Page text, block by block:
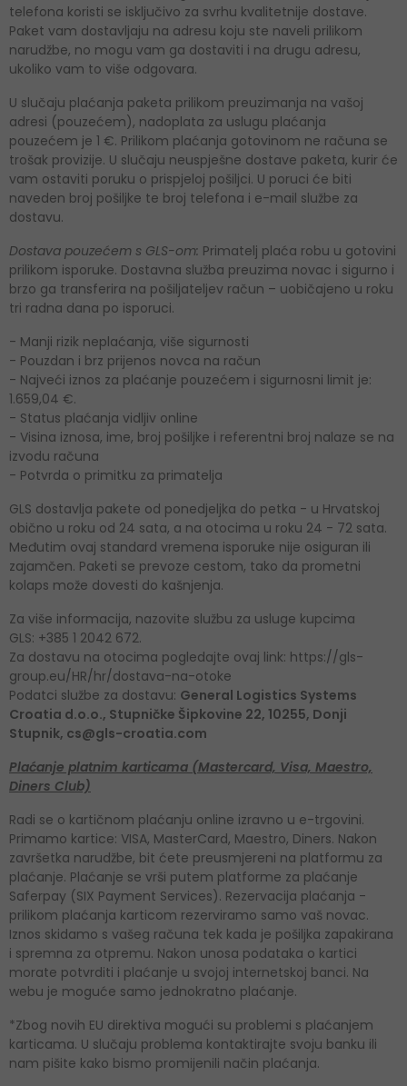
telefona koristi se isključivo za svrhu kvalitetnije dostave.
Paket vam dostavljaju na adresu koju ste naveli prilikom
narudžbe, no mogu vam ga dostaviti i na drugu adresu,
ukoliko vam to više odgovara.
U slučaju plaćanja paketa prilikom preuzimanja na vašoj
adresi (pouzećem), nadoplata za uslugu plaćanja
pouzećem je 1 €. Prilikom plaćanja gotovinom ne računa se
trošak provizije. U slučaju neuspješne dostave paketa, kurir će
vam ostaviti poruku o prispjeloj pošiljci. U poruci će biti
naveden broj pošiljke te broj telefona i e-mail službe za
dostavu.
Dostava pouzećem s GLS-om: Primatelj plaća robu u gotovini
prilikom isporuke. Dostavna služba preuzima novac i sigurno i
brzo ga transferira na pošiljateljev račun – uobičajeno u roku
tri radna dana po isporuci.
- Manji rizik neplaćanja, više sigurnosti
- Pouzdan i brz prijenos novca na račun
- Najveći iznos za plaćanje pouzećem i sigurnosni limit je:
1.659,04 €.
- Status plaćanja vidljiv online
- Visina iznosa, ime, broj pošiljke i referentni broj nalaze se na
izvodu računa
- Potvrda o primitku za primatelja
GLS dostavlja pakete od ponedjeljka do petka - u Hrvatskoj
obično u roku od 24 sata, a na otocima u roku 24 - 72 sata.
Međutim ovaj standard vremena isporuke nije osiguran ili
zajamčen. Paketi se prevoze cestom, tako da prometni
kolaps može dovesti do kašnjenja.
Za više informacija, nazovite službu za usluge kupcima
GLS: +385 1 2042 672.
Za dostavu na otocima pogledajte ovaj link: https://gls-
group.eu/HR/hr/dostava-na-otoke
Podatci službe za dostavu: General Logistics Systems
Croatia d.o.o., Stupničke Šipkovine 22, 10255, Donji
Stupnik, cs@gls-croatia.com
Plaćanje platnim karticama (Mastercard, Visa, Maestro,
Diners Club)
Radi se o kartičnom plaćanju online izravno u e-trgovini.
Primamo kartice: VISA, MasterCard, Maestro, Diners. Nakon
završetka narudžbe, bit ćete preusmjereni na platformu za
plaćanje. Plaćanje se vrši putem platforme za plaćanje
Saferpay (SIX Payment Services). Rezervacija plaćanja -
prilikom plaćanja karticom rezerviramo samo vaš novac.
Iznos skidamo s vašeg računa tek kada je pošiljka zapakirana
i spremna za otpremu. Nakon unosa podataka o kartici
morate potvrditi i plaćanje u svojoj internetskoj banci. Na
webu je moguće samo jednokratno plaćanje.
*Zbog novih EU direktiva mogući su problemi s plaćanjem
karticama. U slučaju problema kontaktirajte svoju banku ili
nam pišite kako bismo promijenili način plaćanja.